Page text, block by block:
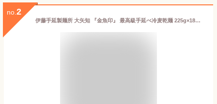
no. 2
伊藤手延製麺所 大矢知 『金魚印』 最高級手延べ冷麦乾麺 225g×18把 (化粧箱入)